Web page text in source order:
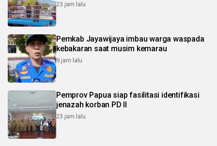
23 jam lalu
Pemkab Jayawijaya imbau warga waspada
kebakaran saat musim kemarau
9 jam lalu
Pemprov Papua siap fasilitasi identifikasi
jenazah korban PD II
23 jam lalu